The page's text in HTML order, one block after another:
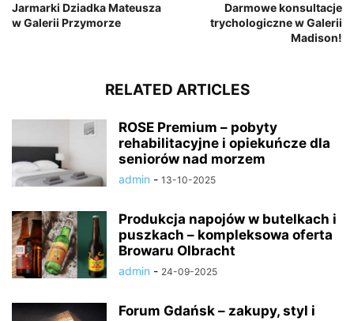
Jarmarki Dziadka Mateusza
w Galerii Przymorze
Darmowe konsultacje
trychologiczne w Galerii
Madison!
RELATED ARTICLES
ROSE Premium – pobyty
rehabilitacyjne i opiekuńcze dla
seniorów nad morzem
admin - 13-10-2025
Produkcja napojów w butelkach i
puszkach – kompleksowa oferta
Browaru Olbracht
admin - 24-09-2025
Forum Gdańsk – zakupy, styl i